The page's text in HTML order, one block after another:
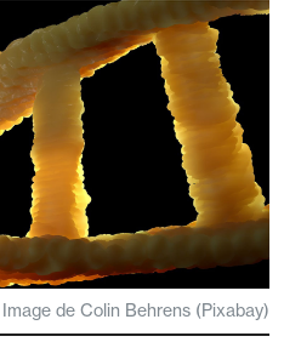
Image de Colin Behrens (Pixabay)